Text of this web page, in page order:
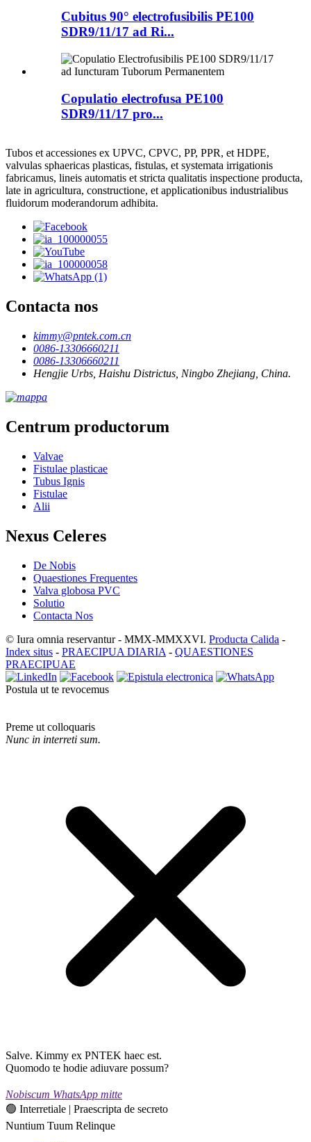
Cubitus 90° electrofusibilis PE100
SDR9/11/17 ad Ri...
Copulatio electrofusa PE100
SDR9/11/17 pro...
Tubos et accessiones ex UPVC, CPVC, PP, PPR, et HDPE,
valvulas sphaericas plasticas, fistulas, et systemata irrigationis
fabricamus, lineis automatis et stricta qualitatis inspectione producta,
late in agricultura, constructione, et applicationibus industrialibus
fluidorum moderandorum adhibita.
Contacta nos
kimmy@pntek.com.cn
0086-13306660211
0086-13306660211
Hengjie Urbs, Haishu Districtus, Ningbo Zhejiang, China.
Centrum productorum
Valvae
Fistulae plasticae
Tubus Ignis
Fistulae
Alii
Nexus Celeres
De Nobis
Quaestiones Frequentes
Valva globosa PVC
Solutio
Contacta Nos
© Iura omnia reservantur - MMX-MMXXVI. Producta Calida -
Index situs - PRAECIPUA DIARIA - QUAESTIONES
PRAECIPUAE
Postula ut te revocemus
Preme ut colloquaris
Nunc in interreti sum.
Salve. Kimmy ex PNTEK haec est.
Quomodo te hodie adiuvare possum?
Nobiscum WhatsApp mitte
🟢 Interretiale | Praescripta de secreto
Nuntium Tuum Relinque